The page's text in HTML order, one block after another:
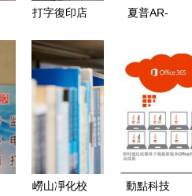
打字復印店
開業前必須
知曉的3個
關鍵點
夏普AR-
機復合機
高效辦公的
理想伙伴
嶗山凈化校
動點科技